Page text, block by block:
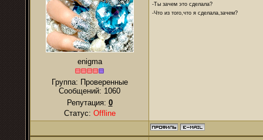
enigma
Группа: Проверенные
Сообщений: 1060
Репутация: 0
Статус: Offline
-Ты зачем это сделала?
-Что из того,что я сделала,зачем?